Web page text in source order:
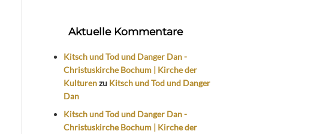
Aktuelle Kommentare
Kitsch und Tod und Danger Dan -
Christuskirche Bochum | Kirche der
Kulturenzu Kitsch und Tod und Danger
Dan
Kitsch und Tod und Danger Dan -
Christuskirche Bochum | Kirche der